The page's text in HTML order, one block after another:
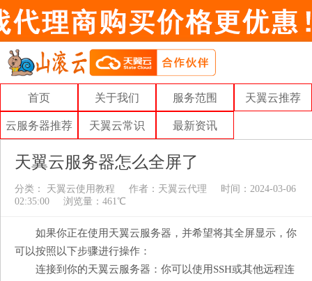
首页 关于我们 服务范围 天翼云推荐
云服务器推荐 天翼云常识 最新资讯
天翼云服务器怎么全屏了
分类： 天翼云使用教程 作者： 天翼云代理
时间：2024-03-06
02:35:00
浏览量：461℃
如果你正在使用天翼云服务器，并希望将其全屏显示，你
可以按照以下步骤进行操作：
连接到你的天翼云服务器：你可以使用SSH或其他远程连